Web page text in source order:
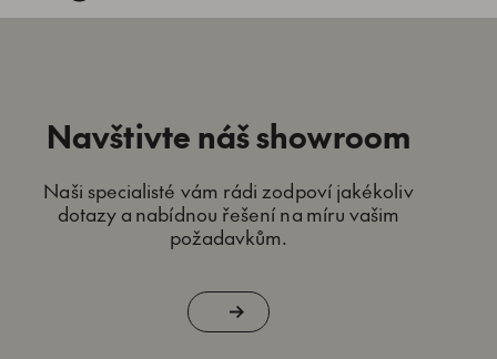
Navštivte náš showroom
Naši specialisté vám rádi zodpoví jakékoliv
dotazy a nabídnou řešení na míru vašim
požadavkům.